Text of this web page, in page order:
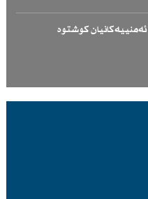
ئەمنییەكانیان كوشتوە